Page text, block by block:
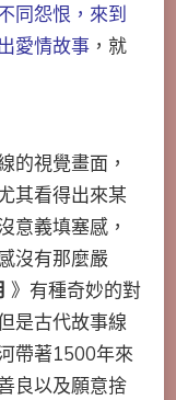
同怨恨，來到
愛情故事 ，就
的視覺畫面，
其看得出來某
意義填塞感，
沒有那麼嚴
》有種奇妙的對
是古代故事線
帶著1500年來
良以及願意捨